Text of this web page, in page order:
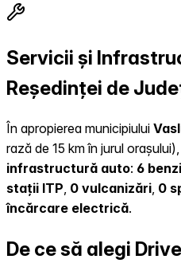
Servicii și
Reședinței de
În apropierea municipiului
rază de 15 km în jurul
infrastructură auto: 6
stații ITP, 0 vulcanizări, 0
încărcare electrică.
De ce să alegi